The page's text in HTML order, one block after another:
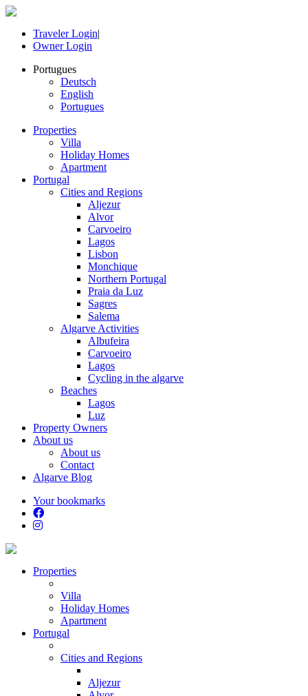
Traveler Login|
Owner Login
Portugues
Deutsch
English
Portugues
Properties
Villa
Holiday Homes
Apartment
Portugal
Cities and Regions
Aljezur
Alvor
Carvoeiro
Lagos
Lisbon
Monchique
Northern Portugal
Praia da Luz
Sagres
Salema
Algarve Activities
Albufeira
Carvoeiro
Lagos
Cycling in the algarve
Beaches
Lagos
Luz
Property Owners
About us
About us
Contact
Algarve Blog
Your bookmarks
Properties
Villa
Holiday Homes
Apartment
Portugal
Cities and Regions
Aljezur